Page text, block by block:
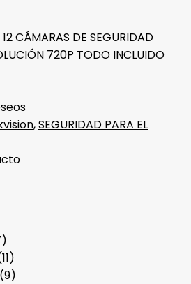
CÁMARAS DE SEGURIDAD
720P TODO INCLUIDO
,SEGURIDAD PARA EL
(9)